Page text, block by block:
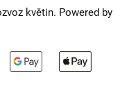
květin. Powered by